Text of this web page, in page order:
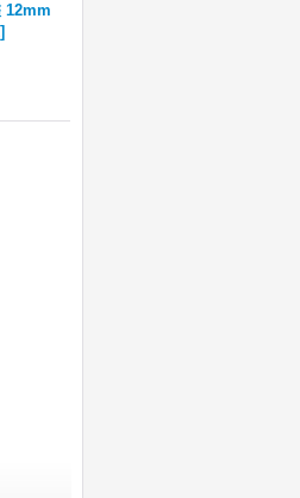
12mm
]